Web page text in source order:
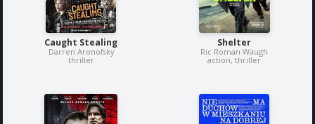
Caught Stealing
Darren Aronofsky
thriller
Shelter
Ric Roman Waugh
action, thriller